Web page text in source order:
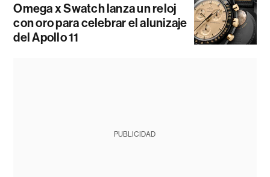
Omega x Swatch lanza un reloj
con oro para celebrar el alunizaje
del Apollo 11
PUBLICIDAD